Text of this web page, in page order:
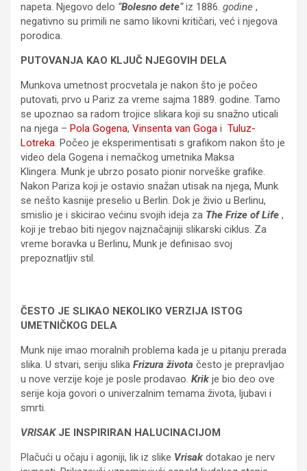
napeta. Njegovo delo “Bolesno dete“iz 1886. godine ,
negativno su primili ne samo likovni kritičari, već i njegova
porodica.
PUTOVANJA KAO KLJUČ NJEGOVIH DELA
Munkova umetnost procvetala je nakon što je počeo
putovati, prvo u Pariz za vreme sajma 1889. godine. Tamo
se upoznao sa radom trojice slikara koji su snažno uticali
na njega – Pola Gogena, Vinsenta van Goga i Tuluz-
Lotreka. Počeo je eksperimentisati s grafikom nakon što je
video dela Gogena i nemačkog umetnika Maksa
Klingera. Munk je ubrzo posato pionir norveške grafike.
Nakon Pariza koji je ostavio snažan utisak na njega, Munk
se nešto kasnije preselio u Berlin. Dok je živio u Berlinu,
smislio je i skicirao većinu svojih ideja za The Frize of Life ,
koji je trebao biti njegov najznačajniji slikarski ciklus. Za
vreme boravka u Berlinu, Munk je definisao svoj
prepoznatljiv stil.
ČESTO JE SLIKAO NEKOLIKO VERZIJA ISTOG
UMETNIČKOG DELA
Munk nije imao moralnih problema kada je u pitanju prerada
slika. U stvari, seriju slika Frizura života često je prepravljao
u nove verzije koje je posle prodavao. Krik je bio deo ove
serije koja govori o univerzalnim temama života, ljubavi i
smrti.
VRISAKJE INSPIRIRAN HALUCINACIJOM
Plačući u očaju i agoniji, lik iz slike Vrisak dotakao je nerv